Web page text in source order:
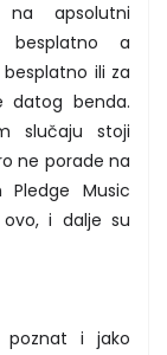
apsolutni
besplatno a
ili za
datog benda.
slučaju stoji
ne porade na
Music
i dalje su
poznat i jako